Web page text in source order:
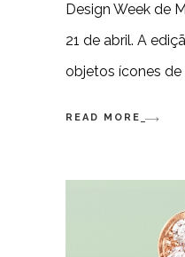
Design Week de
21 de abril. A
objetos ícones de
READ MORE